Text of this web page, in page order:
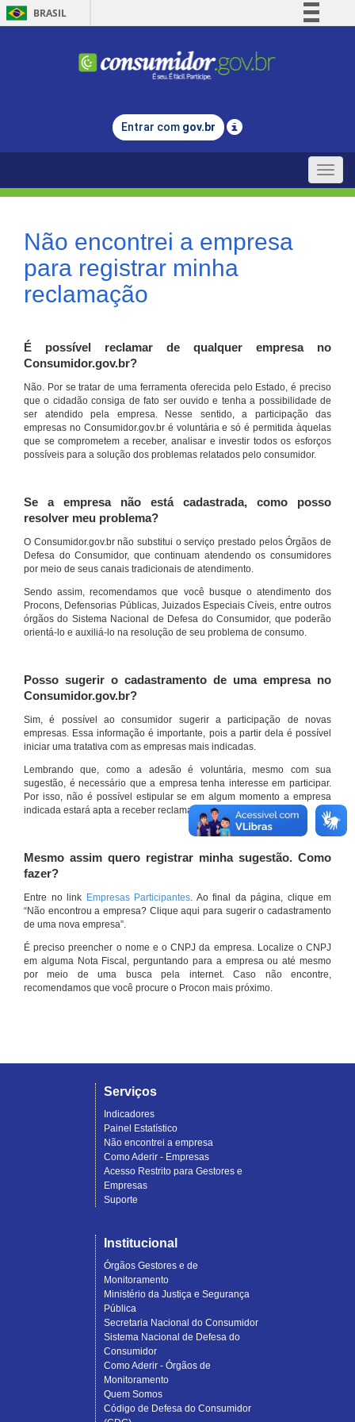
BRASIL
Comunica BR
Legislação
Entrar com gov.br
Toggle
Não encontrei a empresa
para registrar minha
reclamação
É possível reclamar de qualquer empresa no
Consumidor.gov.br?
Não. Por se tratar de uma ferramenta oferecida pelo Estado, é preciso
que o cidadão consiga de fato ser ouvido e tenha a possibilidade de
ser atendido pela empresa. Nesse sentido, a participação das
empresas no Consumidor.gov.br é voluntária e só é permitida àquelas
que se comprometem a receber, analisar e investir todos os esforços
possíveis para a solução dos problemas relatados pelo consumidor.
Se a empresa não está cadastrada, como posso
resolver meu problema?
O Consumidor.gov.br não substitui o serviço prestado pelos Órgãos de
Defesa do Consumidor, que continuam atendendo os consumidores
por meio de seus canais tradicionais de atendimento.
Sendo assim, recomendamos que você busque o atendimento dos
Procons, Defensorias Públicas, Juizados Especiais Cíveis, entre outros
órgãos do Sistema Nacional de Defesa do Consumidor, que poderão
orientá-lo e auxiliá-lo na resolução de seu problema de consumo.
Posso sugerir o cadastramento de uma empresa no
Consumidor.gov.br?
Sim, é possível ao consumidor sugerir a participação de novas
empresas. Essa informação é importante, pois a partir dela é possível
iniciar uma tratativa com as empresas mais indicadas.
Lembrando que, como a adesão é voluntária, mesmo com sua
sugestão, é necessário que a empresa tenha interesse em participar.
Por isso, não é possível estipular se em algum momento a empresa
indicada estará apta a receber reclamações por meio do site.
Mesmo assim quero registrar minha sugestão. Como
fazer?
Entre no link Empresas Participantes. Ao final da página, clique em
“Não encontrou a empresa? Clique aqui para sugerir o cadastramento
de uma nova empresa”.
É preciso preencher o nome e o CNPJ da empresa. Localize o CNPJ
em alguma Nota Fiscal, perguntando para a empresa ou até mesmo
por meio de uma busca pela internet. Caso não encontre,
recomendamos que você procure o Procon mais próximo.
Serviços
Indicadores
Painel Estatístico
Não encontrei a empresa
Como Aderir - Empresas
Acesso Restrito para Gestores e
Empresas
Suporte
Institucional
Órgãos Gestores e de
Monitoramento
Ministério da Justiça e Segurança
Pública
Secretaria Nacional do Consumidor
Sistema Nacional de Defesa do
Consumidor
Como Aderir - Órgãos de
Monitoramento
Quem Somos
Código de Defesa do Consumidor